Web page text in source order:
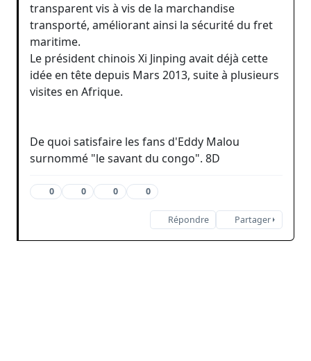
transparent vis à vis de la marchandise
transporté, améliorant ainsi la sécurité du fret
maritime.
Le président chinois Xi Jinping avait déjà cette
idée en tête depuis Mars 2013, suite à plusieurs
visites en Afrique.
De quoi satisfaire les fans d'Eddy Malou
surnommé "le savant du congo". 8D
0 0 0 0
Répondre Partager